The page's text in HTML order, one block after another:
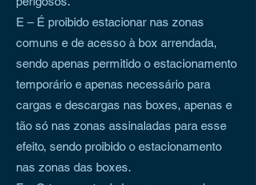
E – É proibido estacionar nas zonas
comuns e de acesso à box arrendada,
sendo apenas permitido o estacionamento
temporário e apenas necessário para
cargas e descargas nas boxes, apenas e
tão só nas zonas assinaladas para esse
efeito, sendo proibido o estacionamento
nas zonas das boxes.